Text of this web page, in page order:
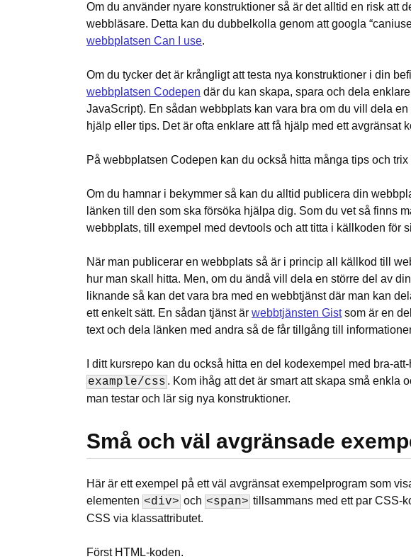
Om du använder nyare konstruktioner så är det alltid en risk att
webbläsare. Detta kan du dubbelkolla genom att googla
webbplatsen Can I use.
Om du tycker det är krångligt att testa nya konstruktioner i din
webbplatsen Codepen där du kan skapa, spara och dela
JavaScript). En sådan webbplats kan vara bra om du vill dela
hjälp eller tips. Det är ofta enklare att få hjälp med ett avgränsat
På webbplatsen Codepen kan du också hitta många tips och
Om du hamnar i bekymmer så kan du alltid publicera din
länken till den som ska försöka hjälpa dig. Som du vet så finns
webbplats, till exempel med devtools och att titta i källkoden för
När man publicerar en webbplats så är i princip all källkod till
hur man skall hitta. Men, om du ändå vill dela en större del av
liknande så kan det vara bra med en webbtjänst där man kan
ett enkelt sätt. En sådan tjänst ärwebbtjänsten Gistsom är en
text och dela länken med andra så de får tillgång till
I ditt kursrepo kan du också hitta en del kodexempel med bra-
example/css . Kom ihåg att det är smart att skapa små enkla
man testar och lär sig nya konstruktioner.
Små och väl avgränsade
Här är ett exempel på ett väl avgränsat exempelprogram som
elementen <div> och <span> tillsammans med ett par CSS-
CSS via klassattributet.
Först HTML-koden.